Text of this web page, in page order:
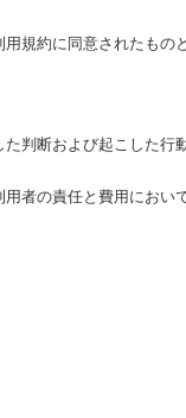
規約に同意されたもの
判断および起こした行
者の責任と費用におい